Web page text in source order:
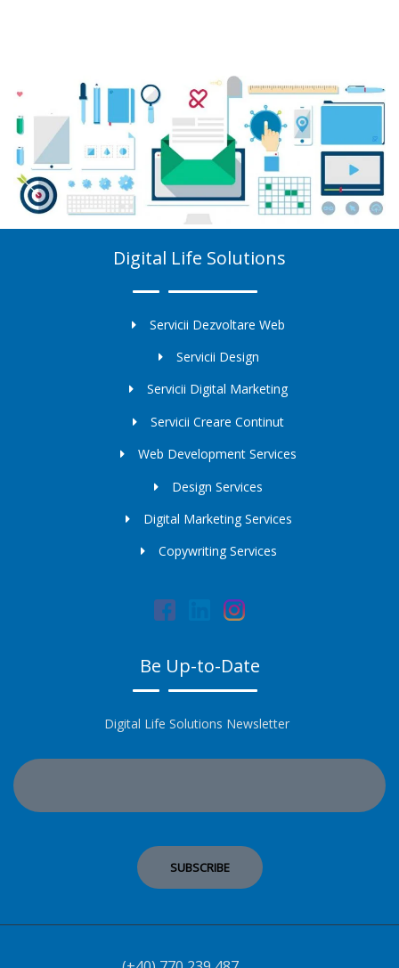
Digital Life Solutions
Servicii Dezvoltare Web
Servicii Design
Servicii Digital Marketing
Servicii Creare Continut
Web Development Services
Design Services
Digital Marketing Services
Copywriting Services
Be Up-to-Date
Digital Life Solutions Newsletter